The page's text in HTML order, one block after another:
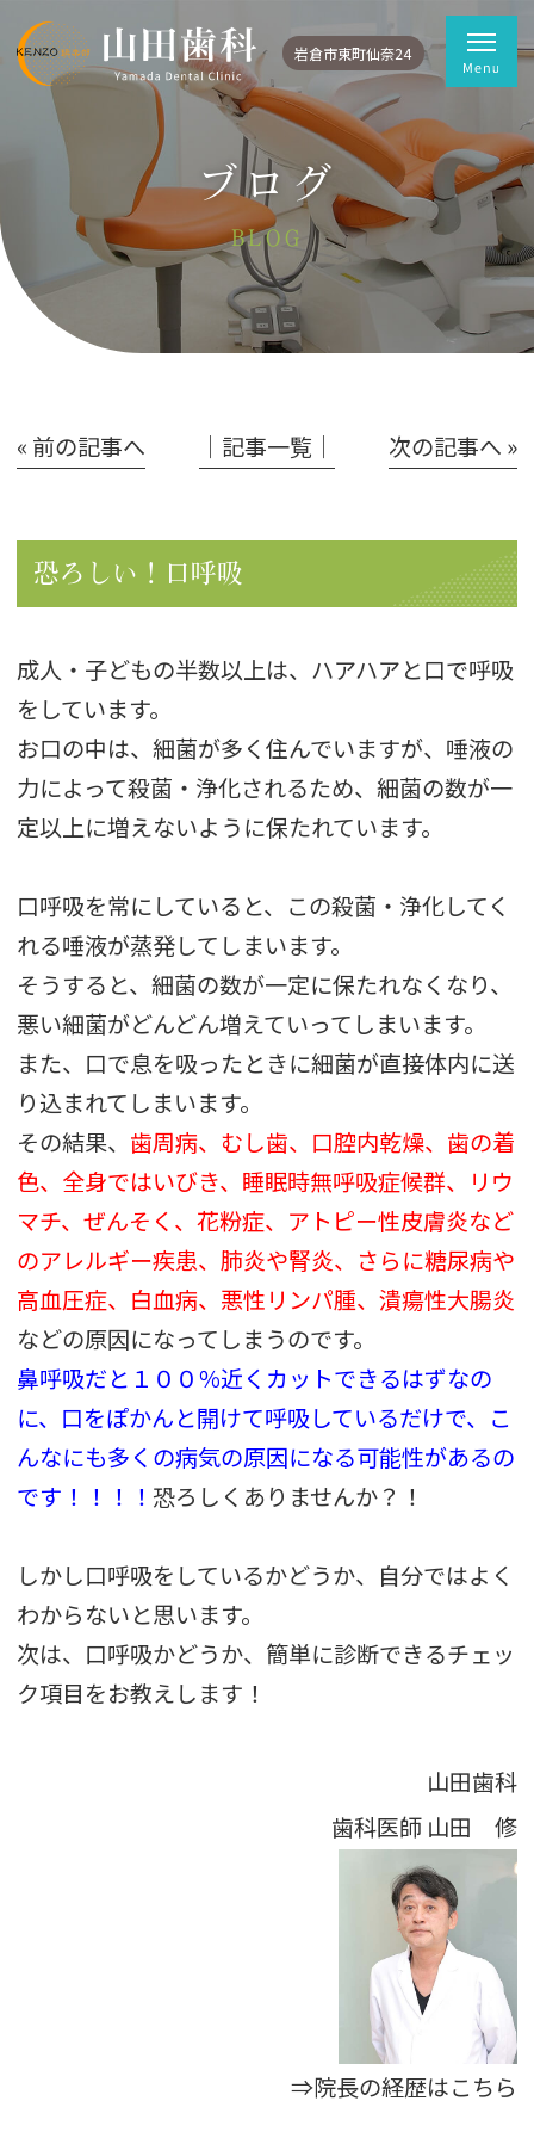
岩倉市東町仙奈24
ブログ
BLOG
« 前の記事へ │記事一覧│ 次の記事へ »
恐ろしい！口呼吸
成人・子どもの半数以上は、ハアハアと口で呼吸
をしています。
お口の中は、細菌が多く住んでいますが、唾液の
力によって殺菌・浄化されるため、細菌の数が一
定以上に増えないように保たれています。
口呼吸を常にしていると、この殺菌・浄化してく
れる唾液が蒸発してしまいます。
そうすると、細菌の数が一定に保たれなくなり、
悪い細菌がどんどん増えていってしまいます。
また、口で息を吸ったときに細菌が直接体内に送
り込まれてしまいます。
その結果、 歯周病、むし歯、口腔内乾燥、歯の着
色、全身ではいびき、睡眠時無呼吸症候群、リウ
マチ、ぜんそく、花粉症、アトピー性皮膚炎など
のアレルギー疾患、肺炎や腎炎、さらに糖尿病や
高血圧症、白血病、悪性リンパ腫、潰瘍性大腸炎
などの原因になってしまうのです。
鼻呼吸だと１００％近くカットできるはずなの
に、口をぽかんと開けて呼吸しているだけで、こ
んなにも多くの病気の原因になる可能性があるの
です！！！！ 恐ろしくありませんか？！
しかし口呼吸をしているかどうか、自分ではよく
わからないと思います。
次は、口呼吸かどうか、簡単に診断できるチェッ
ク項目をお教えします！
山田歯科
歯科医師 山田 修
⇒院長の経歴はこちら